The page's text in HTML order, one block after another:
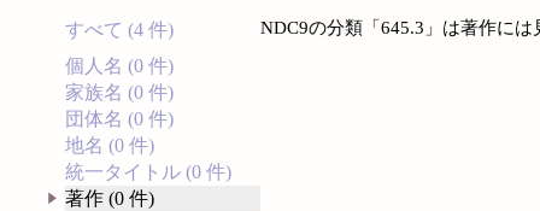
すべて (4 件)
個人名 (0 件)
家族名 (0 件)
団体名 (0 件)
地名 (0 件)
統一タイトル (0 件)
著作 (0 件)
NDC9の分類「645.3」は著作に